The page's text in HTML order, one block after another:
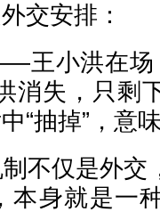
交安排：
王小洪在
消失，只剩
“抽掉”，意
不仅是外交
本身就是一